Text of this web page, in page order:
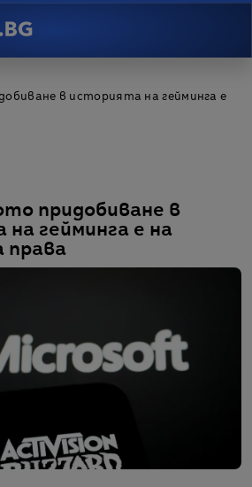
в историята на гейминга е
придобиване в
гейминга е на
права